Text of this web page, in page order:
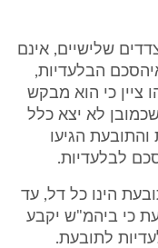
שלישיים, אינם
הבלעדיות,
ציין כי הוא מבקש
לא יצא כלל
הגיעו
לבלעדיות.
הינו כל דל, עד
כי ביהמ"ש יקבע
לתובעת.